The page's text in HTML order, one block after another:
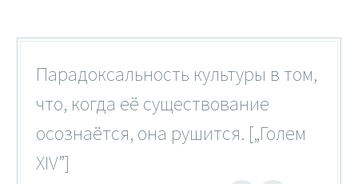
Парадоксальность культуры в том,
что, когда её существование
осознаётся, она рушится. [„Голем
XIV”]